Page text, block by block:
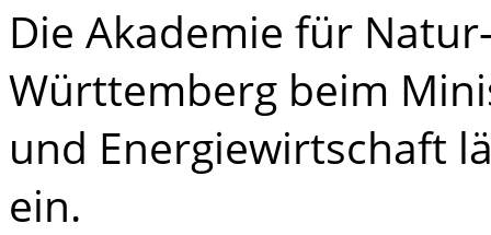
Die Akademie für
Württemberg beim
und Energiewirtschaft
ein.